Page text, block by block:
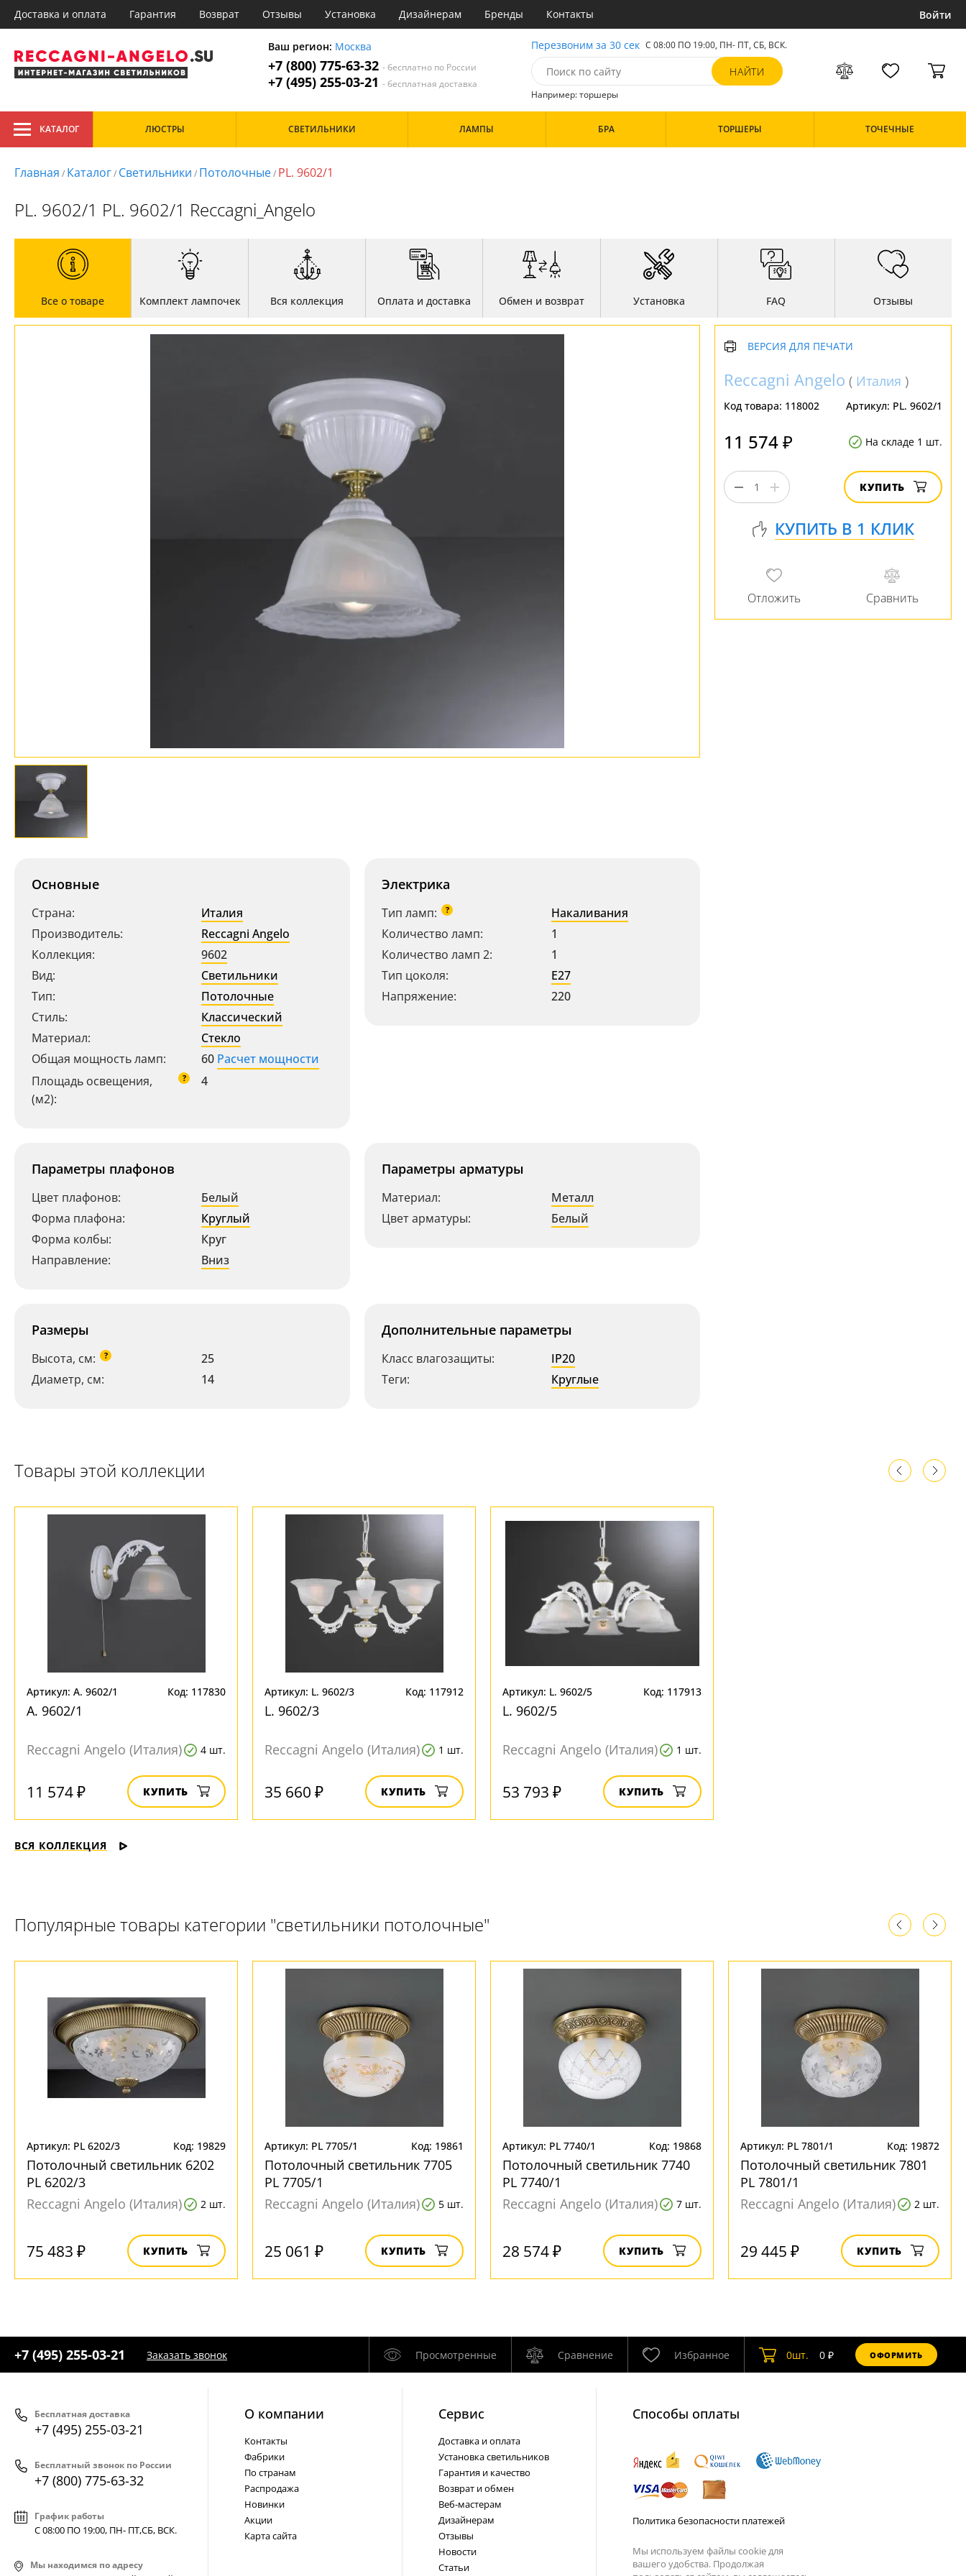
Доставка и оплата Гарантия Возврат Отзывы Установка Дизайнерам Бренды Контакты Войти
Ваш регион: Москва
+7 (800) 775-63-32- бесплатно по России
+7 (495) 255-03-21- бесплатная доставка
Перезвоним за 30 сек С 08:00 ПО 19:00, ПН- ПТ, СБ, ВСК.
Например: торшеры
1. Люстры
3. Подвесные
4. Настенные
5. Точечные
7. Настольные лампы
Доставка и оплата
Гарантия
Возврат
Установка
Дизайнерам
Бренды
Ваш регион:Москва
+7 (495) 255-03-21
1. Люстры
Все товары категории
Рожковые
Стиль
Классический
Кабинет
Кухня
Шары
КАТАЛОГ ЛЮСТРЫ СВЕТИЛЬНИКИ ЛАМПЫ БРА ТОРШЕРЫ ТОЧЕЧНЫЕ
Главная / Каталог/ Светильники / Потолочные/ PL. 9602/1
PL. 9602/1 PL. 9602/1 Reccagni_Angelo
Все о товаре Комплект лампочек Вся коллекция Оплата и доставка Обмен и возврат Установка FAQ Отзывы
Основные
Страна:
Италия
Производитель:
Reccagni Angelo
Коллекция:
9602
Вид:
Светильники
Тип:
Потолочные
Стиль:
Классический
Материал:
Стекло
Общая мощность ламп:
60 Расчет мощности
Площадь освещения,
(м2):
? 4
Электрика
Тип ламп: ?
Накаливания
Количество ламп:
1
Количество ламп 2:
1
Тип цоколя:
E27
Напряжение:
220
Параметры плафонов
Цвет плафонов:
Белый
Форма плафона:
Круглый
Форма колбы:
Круг
Направление:
Вниз
Параметры арматуры
Материал:
Металл
Цвет арматуры:
Белый
Размеры
Высота, см: ?
25
Диаметр, см:
14
Дополнительные параметры
Класс влагозащиты:
IP20
Теги:
Круглые
ВЕРСИЯ ДЛЯ ПЕЧАТИ
Reccagni Angelo ( Италия )
Код товара: 118002 Артикул: PL. 9602/1
11 574 ₽ На складе 1 шт.
КУПИТЬ
Товары этой коллекции
Артикул: A. 9602/1 Код: 117830
A. 9602/1
Reccagni Angelo (Италия) 4 шт.
11 574 ₽ КУПИТЬ
Артикул: L. 9602/3 Код: 117912
L. 9602/3
Reccagni Angelo (Италия) 1 шт.
35 660 ₽ КУПИТЬ
Артикул: L. 9602/5 Код: 117913
L. 9602/5
Reccagni Angelo (Италия) 1 шт.
53 793 ₽ КУПИТЬ
ВСЯ КОЛЛЕКЦИЯ
Популярные товары категории "светильники потолочные"
Артикул: PL 6202/3 Код: 19829
Потолочный светильник 6202
PL 6202/3
Reccagni Angelo (Италия)
2 шт.
75 483 ₽ КУПИТЬ
Артикул: PL 7705/1 Код: 19861
Потолочный светильник 7705
PL 7705/1
Reccagni Angelo (Италия)
5 шт.
25 061 ₽ КУПИТЬ
Артикул: PL 7740/1 Код: 19868
Потолочный светильник 7740
PL 7740/1
Reccagni Angelo (Италия)
7 шт.
28 574 ₽ КУПИТЬ
Артикул: PL 7801/1 Код: 19872
Потолочный светильник 7801
PL 7801/1
Reccagni Angelo (Италия)
2 шт.
29 445 ₽ КУПИТЬ
+7 (495) 255-03-21 Заказать звонок Просмотренные Сравнение Избранное 0шт. 0₽ ОФОРМИТЬ
Бесплатная доставка
+7 (495) 255-03-21
Бесплатный звонок по России
+7 (800) 775-63-32
График работы
С 08:00 ПО 19:00, ПН- ПТ,СБ, ВСК.
Мы находимся по адресу
О компании
Контакты
Фабрики
По странам
Распродажа
Новинки
Акции
Карта сайта
Cервис
Доставка и оплата
Установка светильников
Гарантия и качество
Возврат и обмен
Веб-мастерам
Дизайнерам
Отзывы
Новости
Статьи
Способы оплаты
Политика безопасности платежей
Мы используем файлы cookie для
вашего удобства. Продолжая